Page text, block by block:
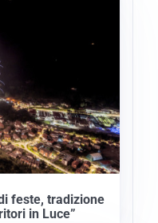
feste, tradizione
in Luce”